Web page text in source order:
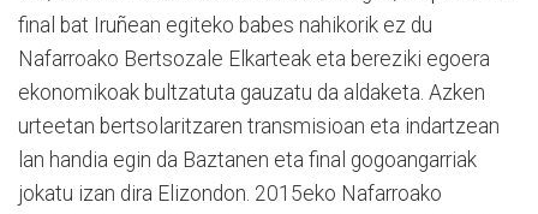
final bat Iruñean egiteko babes nahikorik ez du
Nafarroako Bertsozale Elkarteak eta bereziki egoera
ekonomikoak bultzatuta gauzatu da aldaketa. Azken
urteetan bertsolaritzaren transmisioan eta indartzean
lan handia egin da Baztanen eta final gogoangarriak
jokatu izan dira Elizondon. 2015eko Nafarroako